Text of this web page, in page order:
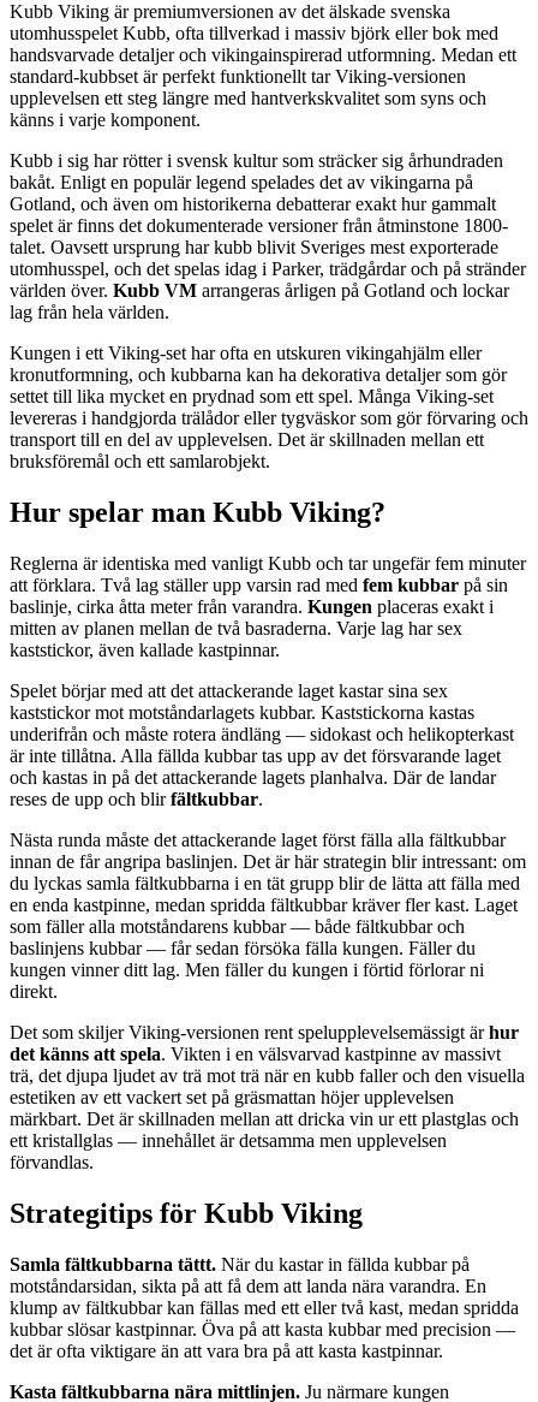
Kubb Viking är premiumversionen av det älskade svenska
utomhusspelet Kubb, ofta tillverkad i massiv björk eller bok med
handsvarvade detaljer och vikingainspirerad utformning. Medan ett
standard-kubbset är perfekt funktionellt tar Viking-versionen
upplevelsen ett steg längre med hantverkskvalitet som syns och
känns i varje komponent.
Kubb i sig har rötter i svensk kultur som sträcker sig århundraden
bakåt. Enligt en populär legend spelades det av vikingarna på
Gotland, och även om historikerna debatterar exakt hur gammalt
spelet är finns det dokumenterade versioner från åtminstone 1800-
talet. Oavsett ursprung har kubb blivit Sveriges mest exporterade
utomhusspel, och det spelas idag i Parker, trädgårdar och på stränder
världen över. Kubb VM arrangeras årligen på Gotland och lockar
lag från hela världen.
Kungen i ett Viking-set har ofta en utskuren vikingahjälm eller
kronutformning, och kubbarna kan ha dekorativa detaljer som gör
settet till lika mycket en prydnad som ett spel. Många Viking-set
levereras i handgjorda trälådor eller tygväskor som gör förvaring och
transport till en del av upplevelsen. Det är skillnaden mellan ett
bruksföremål och ett samlarobjekt.
Hur spelar man Kubb Viking?
Reglerna är identiska med vanligt Kubb och tar ungefär fem minuter
att förklara. Två lag ställer upp varsin rad med fem kubbar på sin
baslinje, cirka åtta meter från varandra. Kungen placeras exakt i
mitten av planen mellan de två basraderna. Varje lag har sex
kaststickor, även kallade kastpinnar.
Spelet börjar med att det attackerande laget kastar sina sex
kaststickor mot motståndarlagets kubbar. Kaststickorna kastas
underifrån och måste rotera ändläng — sidokast och helikopterkast
är inte tillåtna. Alla fällda kubbar tas upp av det försvarande laget
och kastas in på det attackerande lagets planhalva. Där de landar
reses de upp och blirfältkubbar.
Nästa runda måste det attackerande laget först fälla alla fältkubbar
innan de får angripa baslinjen. Det är här strategin blir intressant: om
du lyckas samla fältkubbarna i en tät grupp blir de lätta att fälla med
en enda kastpinne, medan spridda fältkubbar kräver fler kast. Laget
som fäller alla motståndarens kubbar — både fältkubbar och
baslinjens kubbar — får sedan försöka fälla kungen. Fäller du
kungen vinner ditt lag. Men fäller du kungen i förtid förlorar ni
direkt.
Det som skiljer Viking-versionen rent spelupplevelsemässigt ärhur
det känns att spela. Vikten i en välsvarvad kastpinne av massivt
trä, det djupa ljudet av trä mot trä när en kubb faller och den visuella
estetiken av ett vackert set på gräsmattan höjer upplevelsen
märkbart. Det är skillnaden mellan att dricka vin ur ett plastglas och
ett kristallglas — innehållet är detsamma men upplevelsen
förvandlas.
Strategitips för Kubb Viking
Samla fältkubbarna tättt. När du kastar in fällda kubbar på
motståndarsidan, sikta på att få dem att landa nära varandra. En
klump av fältkubbar kan fällas med ett eller två kast, medan spridda
kubbar slösar kastpinnar. Öva på att kasta kubbar med precision —
det är ofta viktigare än att vara bra på att kasta kastpinnar.
Kasta fältkubbarna nära mittlinjen. Ju närmare kungen